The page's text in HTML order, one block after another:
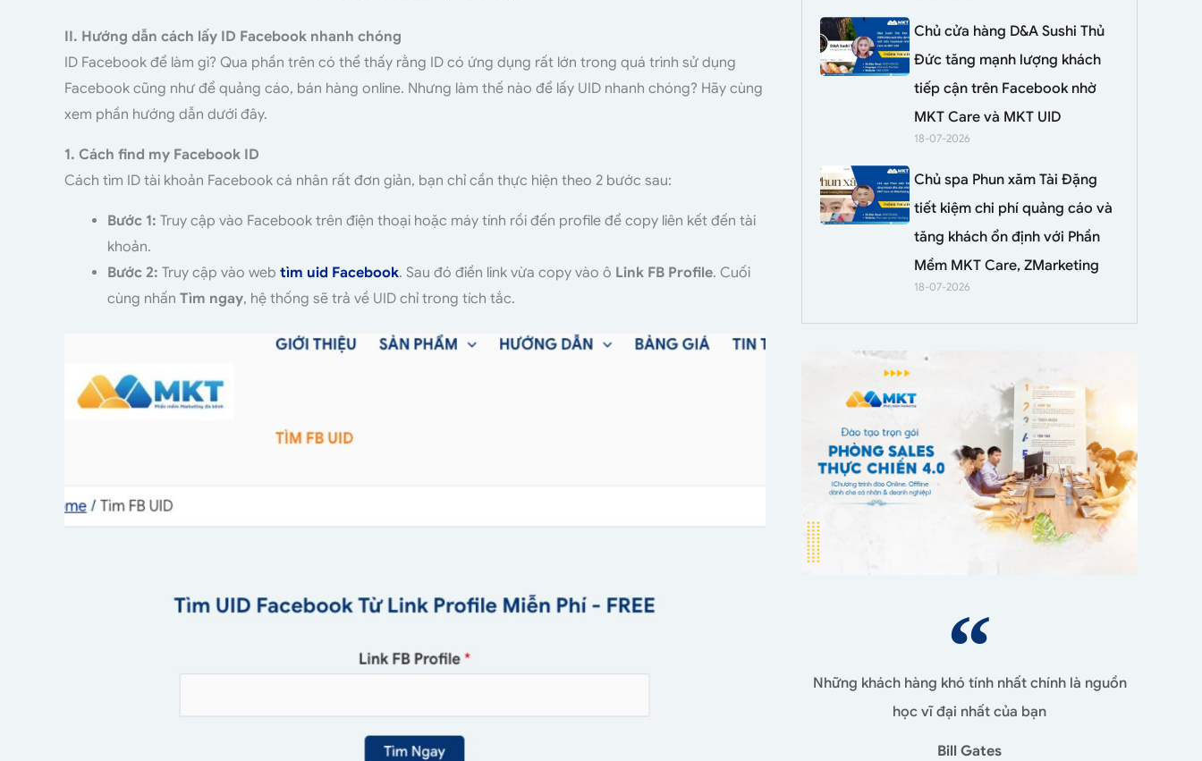
II. Hướng dẫn cách lấy ID Facebook nhanh chóng
ID Facebook để làm gì? Qua phần trên có thể thấy rằng ID có ứng dụng rất lớn trong quá trình sử dụng
Facebook cũng như để quảng cáo, bán hàng online. Nhưng làm thế nào để lấy UID nhanh chóng? Hãy cùng
xem phần hướng dẫn dưới đây.
1. Cách find my Facebook ID
Cách tìm ID tài khoản Facebook cá nhân rất đơn giản, bạn chỉ cần thực hiện theo 2 bước sau:
Bước 1: Truy cập vào Facebook trên điện thoại hoặc máy tính rồi đến profile để copy liên kết đến tài
khoản.
Bước 2: Truy cập vào web tìm uid Facebook. Sau đó điền link vừa copy vào ô Link FB Profile. Cuối
cùng nhấn Tìm ngay, hệ thống sẽ trả về UID chỉ trong tích tắc.
Chủ cửa hàng D&A Sushi Thủ
Đức tăng mạnh lượng khách
tiếp cận trên Facebook nhờ
MKT Care và MKT UID
18-07-2026
Chủ spa Phun xăm Tài Đặng
tiết kiệm chi phí quảng cáo và
tăng khách ổn định với Phần
Mềm MKT Care, ZMarketing
18-07-2026
Những khách hàng khó tính nhất chính là nguồn
học vĩ đại nhất của bạn
Bill Gates